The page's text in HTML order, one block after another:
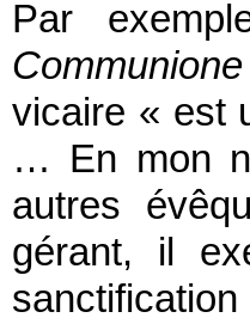
Par
Communione
vicaire « est
… En mon
autres
gérant, il